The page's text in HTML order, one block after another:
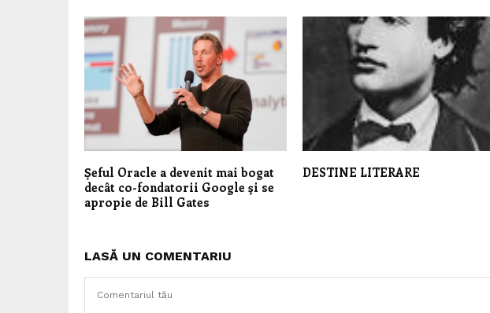
Șeful Oracle a devenit mai bogat
decât co-fondatorii Google şi se
apropie de Bill Gates
DESTINE LITERARE
LASĂ UN COMENTARIU